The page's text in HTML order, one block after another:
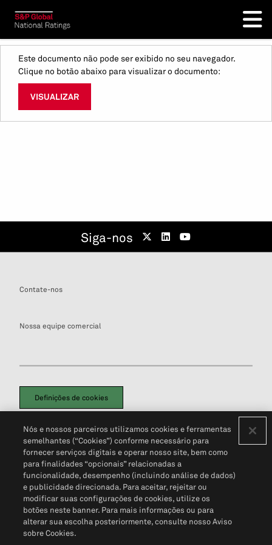
Este documento não pode ser exibido no seu navegador.
Clique no botão abaixo para visualizar o documento:
VISUALIZAR
Siga-nos
Contate-nos
Nossa equipe comercial
Definições de cookies
Política de PrivacidadePortal de privacidade do cliente (em inglês)
Não Venda Minhas Informações Pessoais© 2026 S&P Global
Nós e nossos parceiros utilizamos cookies e ferramentas
semelhantes (“Cookies”) conforme necessário para
fornecer serviços digitais e operar nosso site, bem como
para finalidades “opcionais” relacionadas a
funcionalidade, desempenho (incluindo análise de dados)
e publicidade direcionada. Para aceitar, rejeitar ou
modificar suas configurações de cookies, utilize os
botões neste banner. Para mais informações ou para
alterar sua escolha posteriormente, consulte nosso Aviso
sobre Cookies.